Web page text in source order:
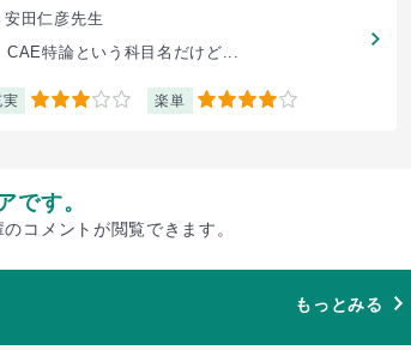
安田仁彦先生
CAE特論という科目名だけど...
実 3 楽単 4
です。
コメントが閲覧できます。
もっとみる